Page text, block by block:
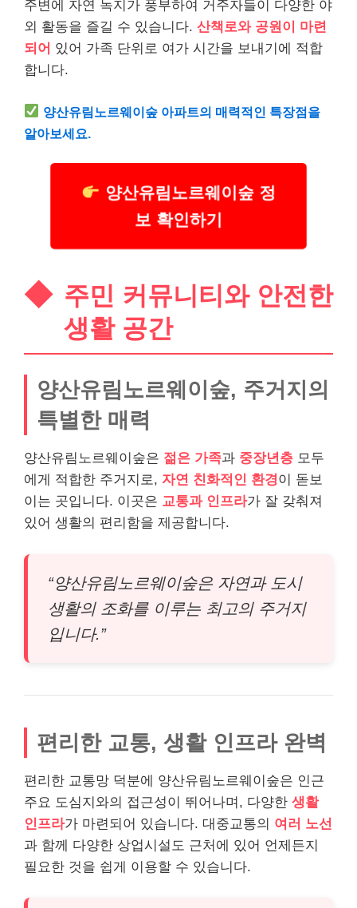
주변에 자연 녹지가 풍부하여 거주자들이 다양한 야
외 활동을 즐길 수 있습니다. 산책로와 공원이 마련
되어 있어 가족 단위로 여가 시간을 보내기에 적합
합니다.
양산유림노르웨이숲 아파트의 매력적인 특장점을
알아보세요.
양산유림노르웨이숲 정
보 확인하기
주민 커뮤니티와 안전한
생활 공간
양산유림노르웨이숲, 주거지의
특별한 매력
양산유림노르웨이숲은 젊은 가족과 중장년층 모두
에게 적합한 주거지로, 자연 친화적인 환경이 돋보
이는 곳입니다. 이곳은 교통과 인프라가 잘 갖춰져
있어 생활의 편리함을 제공합니다.
“양산유림노르웨이숲은 자연과 도시
생활의 조화를 이루는 최고의 주거지
입니다.”
편리한 교통, 생활 인프라 완벽
편리한 교통망 덕분에 양산유림노르웨이숲은 인근
주요 도심지와의 접근성이 뛰어나며, 다양한 생활
인프라가 마련되어 있습니다. 대중교통의 여러 노선
과 함께 다양한 상업시설도 근처에 있어 언제든지
필요한 것을 쉽게 이용할 수 있습니다.